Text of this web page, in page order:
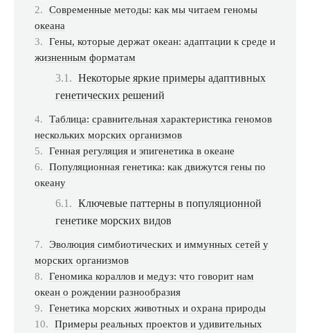
Современные методы: как мы читаем геномы
океана
Гены, которые держат океан: адаптации к среде и
жизненным форматам
Некоторые яркие примеры адаптивных
генетических решений
Таблица: сравнительная характеристика геномов
нескольких морских организмов
Генная регуляция и эпигенетика в океане
Популяционная генетика: как движутся гены по
океану
Ключевые паттерны в популяционной
генетике морских видов
Эволюция симбиотических и иммунных сетей у
морских организмов
Геномика кораллов и медуз: что говорит нам
океан о рождении разнообразия
Генетика морских животных и охрана природы
Примеры реальных проектов и удивительных